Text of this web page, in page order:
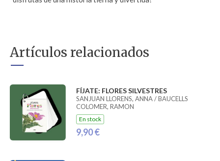
Artículos relacionados
FÍJATE: FLORES SILVESTRES
SANJUAN LLORENS, ANNA / BAUCELLS
COLOMER, RAMON
En stock
9,90 €